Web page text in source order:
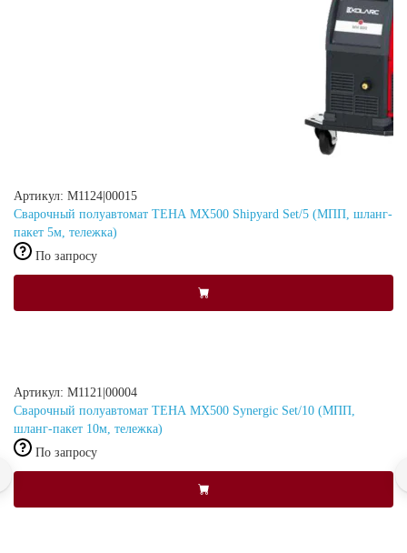
Артикул: M1124|00015
Сварочный полуавтомат ТЕНА MX500 Shipyard Set/5 (МПП, шланг-
пакет 5м, тележка)
По запросу
Артикул: M1121|00004
Сварочный полуавтомат ТЕНА MX500 Synergic Set/10 (МПП,
шланг-пакет 10м, тележка)
По запросу